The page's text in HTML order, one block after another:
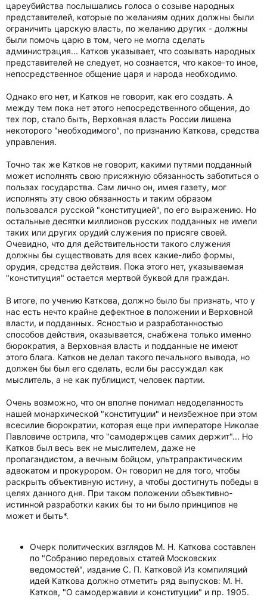
цареубийства послышались голоса о созыве народных
представителей, которые по желаниям одних должны были
ограничить царскую власть, по желанию других - должны
были помочь царю в том, чего не могла сделать
администрация... Катков указывает, что созывать народных
представителей не следует, но сознается, что какое-то иное,
непосредственное общение царя и народа необходимо.
Однако его нет, и Катков не говорит, как его создать. А
между тем пока нет этого непосредственного общения, до
тех пор, стало быть, Верховная власть России лишена
некоторого "необходимого", по признанию Каткова, средства
управления.
Точно так же Катков не говорит, какими путями подданный
может исполнять свою присяжную обязанность заботиться о
пользах государства. Сам лично он, имея газету, мог
исполнять эту свою обязанность и таким образом
пользовался русской "конституцией", по его выражению. Но
остальные десятки миллионов русских подданных не имели
таких или других орудий служения по присяге своей.
Очевидно, что для действительности такого служения
должны бы существовать для всех какие-либо формы,
орудия, средства действия. Пока этого нет, указываемая
"конституция" остается мертвой буквой для граждан.
В итоге, по учению Каткова, должно было бы признать, что у
нас есть нечто крайне дефектное в положении и Верховной
власти, и подданных. Ясностью и разработанностью
способов действия, оказывается, снабжена только именно
бюрократия, а Верховная власть и подданные не имеют
этого блага. Катков не делал такого печального вывода, но
должен бы был его сделать, если бы рассуждал как
мыслитель, а не как публицист, человек партии.
Очень возможно, что он вполне понимал недоделанность
нашей монархической "конституции" и неизбежное при этом
всесилие бюрократии, которая еще при императоре Николае
Павловиче острила, что "самодержцев самих держит"... Но
Катков был весь век не мыслителем, даже не
пропагандистом, а вечным бойцом, ультрапрактическим
адвокатом и прокурором. Он говорил не для того, чтобы
раскрыть объективную истину, а чтобы достигнуть победы в
целях данного дня. При таком положении объективно-
истинной разработки каких бы то ни было принципов не
может и быть*.
Очерк политических взглядов М. Н. Каткова составлен
по "Собранию передовых статей Московских
ведомостей", издание С. П. Катковой Из компиляций
идей Каткова должно отметить ряд выпусков: М. Н.
Катков, "О самодержавии и конституции" и пр. 1905.